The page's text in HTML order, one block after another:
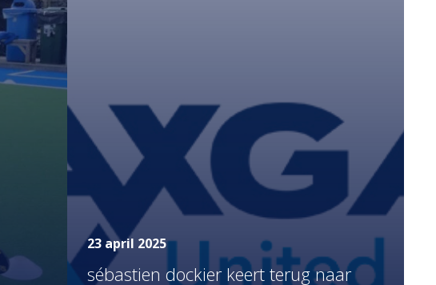
23 april 2025
sébastien dockier keert terug naar